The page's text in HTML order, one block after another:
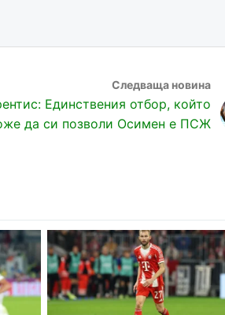
Единствения отбор, който
да си позволи Осимен е ПСЖ